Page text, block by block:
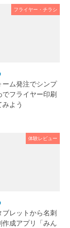
フライヤー・チラシ
ーム発注でシンプ
でフライヤー印刷
みよう
体験レビュー
ブレットから名刺
作成アプリ「みん